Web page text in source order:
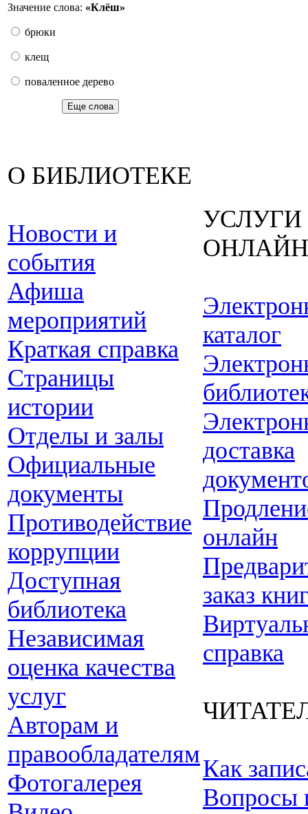
Значение слова: «Клёш»
брюки
клещ
поваленное дерево
Еще слова
О БИБЛИОТЕКЕ
Новости и
события
Афиша
мероприятий
Краткая справка
Страницы
истории
Отделы и залы
Официальные
документы
Противодействие
коррупции
Доступная
библиотека
Независимая
оценка качества
услуг
Авторам и
правообладателям
Фотогалерея
УСЛУГИ
ОНЛАЙН
каталог
доставка
онлайн
заказ
справка
Как
Вопросы